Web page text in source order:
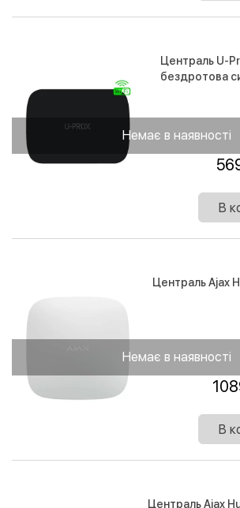
Немає в наявності
Централь U-
бездротова
В
Немає в наявності
Централь Ajax
В
Централь Ajax